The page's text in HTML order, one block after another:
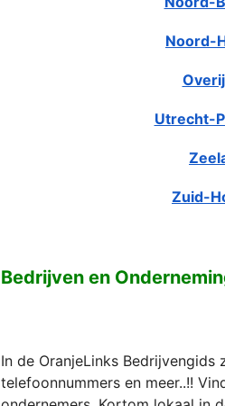
Noord-
Utrecht-
Zuid-
Bedrijven en
In de OranjeLinks
telefoonnummers en meer..!!